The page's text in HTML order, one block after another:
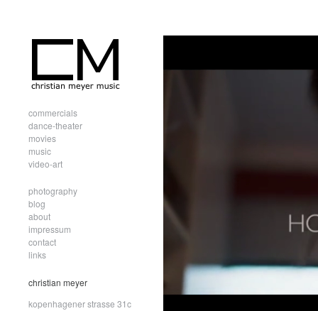
commercials
dance-theater
movies
music
video-art
photography
blog
about
impressum
contact
links
christian meyer
kopenhagener strasse 31c